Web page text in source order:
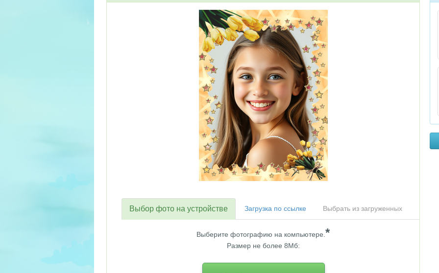
Выбор фото на устройстве Загрузка по ссылке Выбрать из загруженных
Выберите фотографию на компьютере. *
Размер не более 8Мб: